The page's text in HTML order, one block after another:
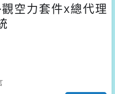
空力套件x總代理